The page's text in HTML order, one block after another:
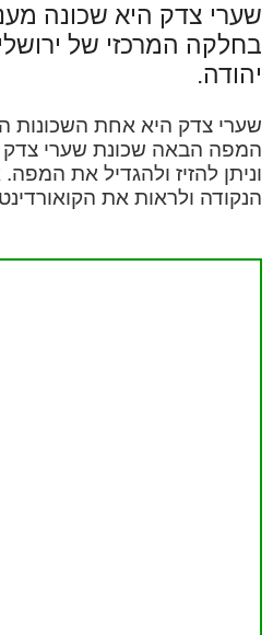
שערי צדק היא שכונה
בחלקה המרכזי של
יהודה.
שערי צדק היא אחת השכונות
המפה הבאה שכונת שערי צדק
וניתן להזיז ולהגדיל את
הנקודה ולראות את